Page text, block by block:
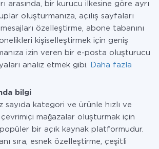
arasında, bir kurucu ilkesine göre ayrı
oluşturmanıza, açılış sayfaları
özelleştirme, abone tabanını
kişiselleştirmek için geniş
izin veren bir e-posta oluşturucu
analiz etmek gibi.
Daha fazla
bilgi
sayıda kategori ve ürünle hızlı ve
mağazalar oluşturmak için
bir açık kaynak platformudur.
sıra, esnek özelleştirme, çeşitli